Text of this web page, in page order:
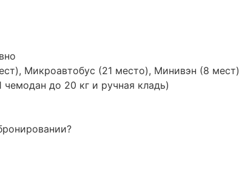
Микроавтобус (21 место), Минивэн (8 мест)
чемодан до 20 кг и ручная кладь)